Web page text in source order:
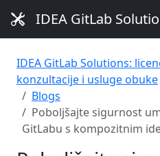
IDEA GitLab
IDEA GitLab Solutions:
konzultacije i usluge obuke
Blogs
Poboljšajte sigurnost
GitLabu s kompozitnim